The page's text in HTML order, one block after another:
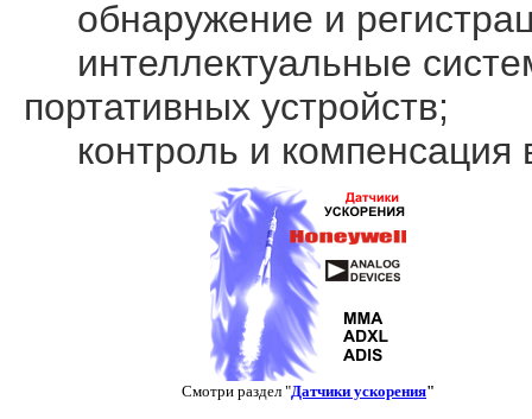
обнаружение и
интеллектуальные
портативных устройств;
контроль и компенсация
Смотри раздел "Датчики ускорения"